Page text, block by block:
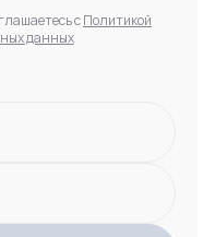
сПолитикой
данных